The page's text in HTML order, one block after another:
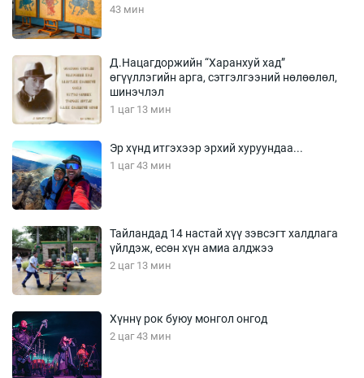
43 мин
Д.Нацагдоржийн “Харанхуй хад”
өгүүллэгийн арга, сэтгэлгээний нөлөөлөл,
шинэчлэл
1 цаг 13 мин
Эр хүнд итгэхээр эрхий хуруундаа...
1 цаг 43 мин
Тайландад 14 настай хүү зэвсэгт халдлага
үйлдэж, есөн хүн амиа алджээ
2 цаг 13 мин
Хүннү рок буюу монгол онгод
2 цаг 43 мин